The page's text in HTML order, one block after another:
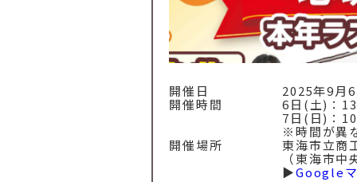
開催日
2025年9月
開催時間
6日(土)：
7日(日)：
※時間が異
開催場所
東海市立商
（東海市
▶︎Google